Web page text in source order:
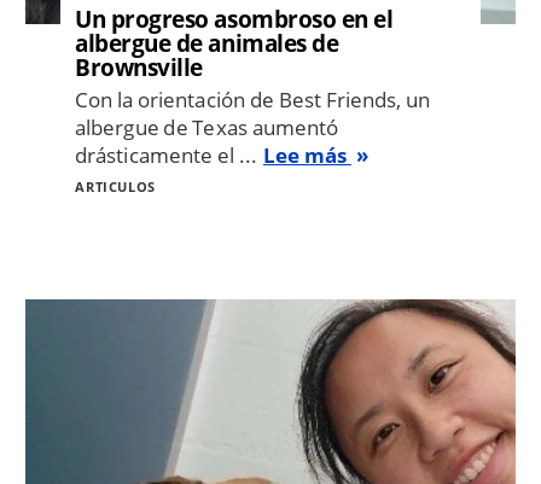
Un progreso asombroso en el
albergue de animales de
Brownsville
Con la orientación de Best Friends, un
albergue de Texas aumentó
drásticamente el ... Lee más
ARTICULOS